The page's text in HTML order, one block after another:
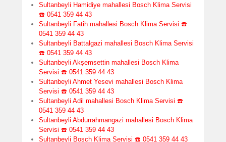
Sultanbeyli Hamidiye mahallesi Bosch Klima Servisi
☎️ 0541 359 44 43
Sultanbeyli Fatih mahallesi Bosch Klima Servisi ☎️
0541 359 44 43
Sultanbeyli Battalgazi mahallesi Bosch Klima Servisi
☎️ 0541 359 44 43
Sultanbeyli Akşemsettin mahallesi Bosch Klima
Servisi ☎️ 0541 359 44 43
Sultanbeyli Ahmet Yesevi mahallesi Bosch Klima
Servisi ☎️ 0541 359 44 43
Sultanbeyli Adil mahallesi Bosch Klima Servisi ☎️
0541 359 44 43
Sultanbeyli Abdurrahmangazi mahallesi Bosch Klima
Servisi ☎️ 0541 359 44 43
Sultanbeyli Bosch Klima Servisi ☎️ 0541 359 44 43